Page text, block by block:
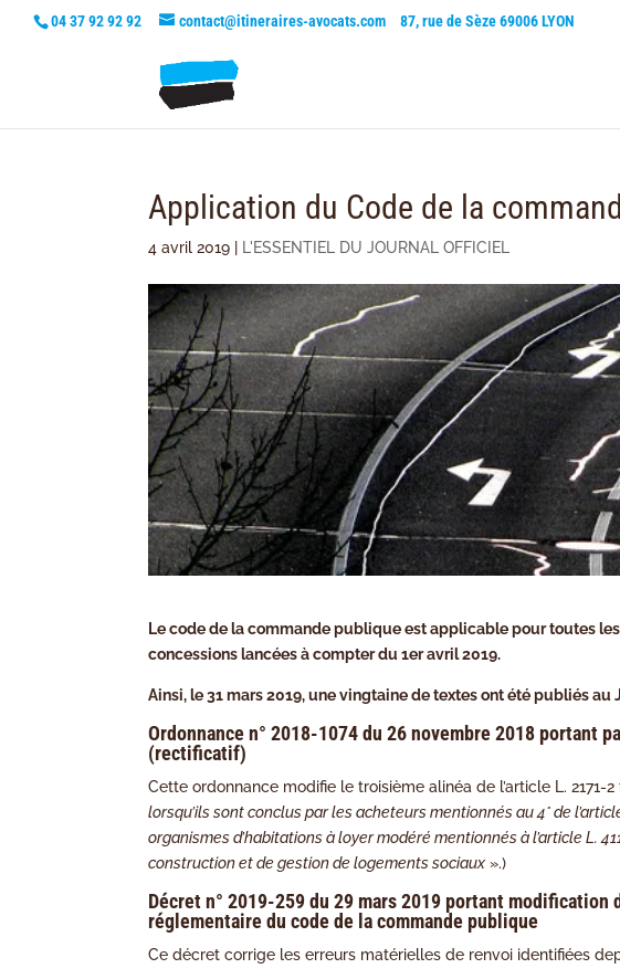
04 37 92 92 92 contact@itineraires-avocats.com 87, rue de Sèze 69006 LYON
Application du Code de la
4 avril 2019 L'ESSENTIEL DU JOURNAL OFFICIEL
Le code de la commande publique est applicable pour toutes
concessions lancées à compter du 1er avril 2019.
Ainsi, le 31 mars 2019, une vingtaine de textes ont été publiés
Ordonnance n° 2018-1074 du 26 novembre 2018 portant
(rectificatif)
Cette ordonnance modifie le troisième alinéa de l’article L. 2171-
lorsqu’ils sont conclus par les acheteurs mentionnés au 4° de
organismes d’habitations à loyer modéré mentionnés à l’article L.
construction et de gestion de logements sociaux ».)
Décret n° 2019-259 du 29 mars 2019 portant
réglementaire du code de la commande publique
Ce décret corrige les erreurs matérielles de renvoi identifiées